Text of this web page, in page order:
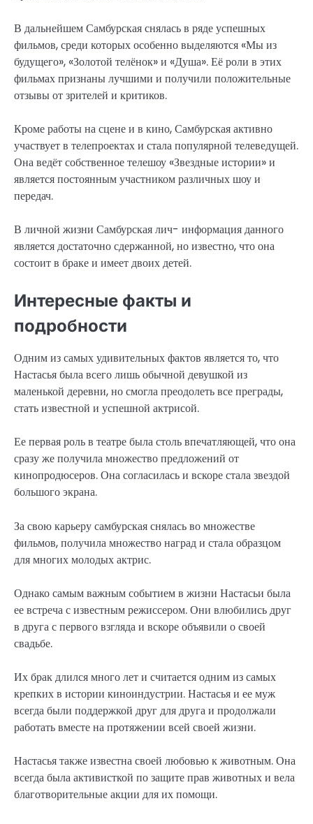
В дальнейшем Самбурская снялась в ряде успешных
фильмов, среди которых особенно выделяются «Мы из
будущего», «Золотой телёнок» и «Душа». Её роли в этих
фильмах признаны лучшими и получили положительные
отзывы от зрителей и критиков.
Кроме работы на сцене и в кино, Самбурская активно
участвует в телепроектах и стала популярной телеведущей.
Она ведёт собственное телешоу «Звездные истории» и
является постоянным участником различных шоу и
передач.
В личной жизни Самбурская лич- информация данного
является достаточно сдержанной, но известно, что она
состоит в браке и имеет двоих детей.
Интересные факты и
подробности
Одним из самых удивительных фактов является то, что
Настасья была всего лишь обычной девушкой из
маленькой деревни, но смогла преодолеть все преграды,
стать известной и успешной актрисой.
Ее первая роль в театре была столь впечатляющей, что она
сразу же получила множество предложений от
кинопродюсеров. Она согласилась и вскоре стала звездой
большого экрана.
За свою карьеру самбурская снялась во множестве
фильмов, получила множество наград и стала образцом
для многих молодых актрис.
Однако самым важным событием в жизни Настасьи была
ее встреча с известным режиссером. Они влюбились друг
в друга с первого взгляда и вскоре объявили о своей
свадьбе.
Их брак длился много лет и считается одним из самых
крепких в истории киноиндустрии. Настасья и ее муж
всегда были поддержкой друг для друга и продолжали
работать вместе на протяжении всей своей жизни.
Настасья также известна своей любовью к животным. Она
всегда была активисткой по защите прав животных и вела
благотворительные акции для их помощи.